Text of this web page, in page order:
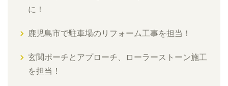
に！
鹿児島市で駐車場のリフォーム工事を担当！
玄関ポーチとアプローチ、ローラーストーン施工
を担当！